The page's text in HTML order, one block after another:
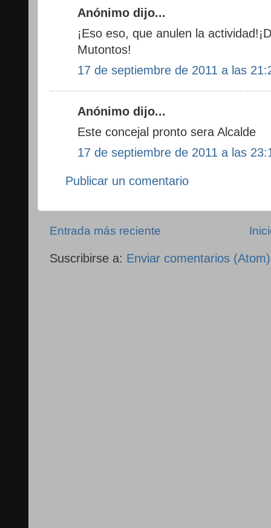
Anónimo dijo...
¡Eso eso, que anulen la
Mutontos!
17 de septiembre de 2011 a las
Anónimo dijo...
Este concejal pronto sera Alcalde
17 de septiembre de 2011 a las
Publicar un comentario
Entrada más reciente
Suscribirse a: Enviar comentarios (Atom)